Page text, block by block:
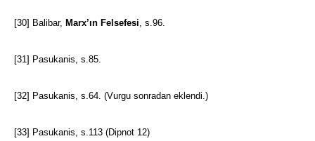
[30] Balibar, Marx’ın Felsefesi , s.96.
[31] Pasukanis, s.85.
[32] Pasukanis, s.64. (Vurgu sonradan eklendi.)
[33] Pasukanis, s.113 (Dipnot 12)